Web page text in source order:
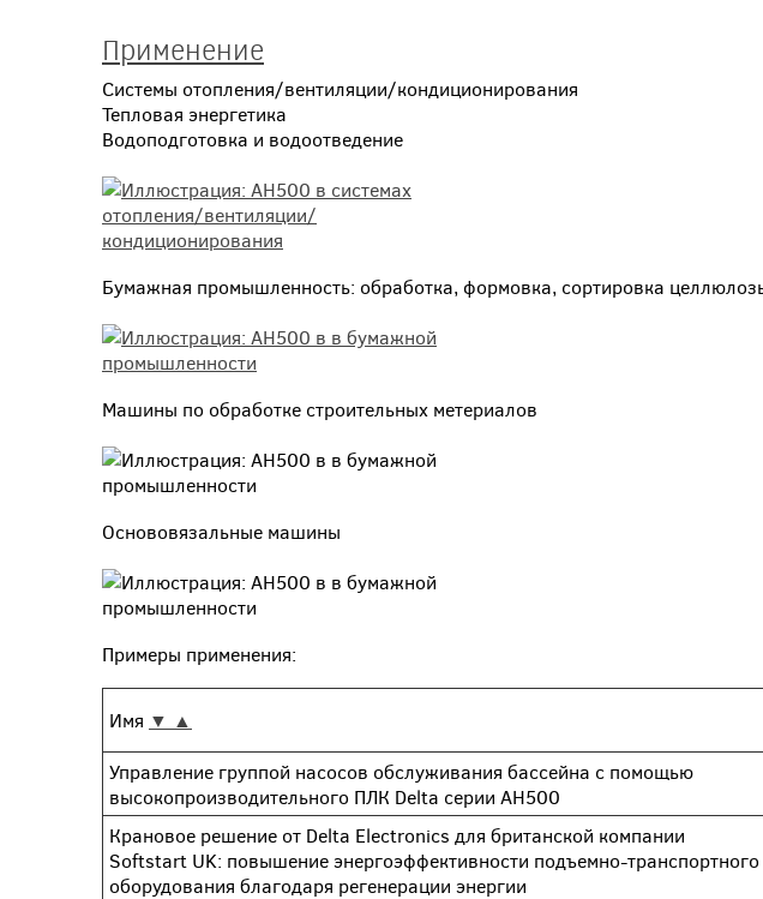
Применение
Системы отопления/вентиляции/кондиционирования
Тепловая энергетика
Водоподготовка и водоотведение
Бумажная промышленность: обработка, формовка, сортировка
Машины по обработке строительных метериалов
Основовязальные машины
Примеры применения:
Имя ▼ ▲
Управление группой насосов обслуживания бассейна с помощью
высокопроизводительного ПЛК Delta серии АН500
Крановое решение от Delta Electronics для британской компании
Softstart UK: повышение энергоэффективности подъемно-транспортного
оборудования благодаря регенерации энергии